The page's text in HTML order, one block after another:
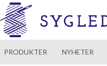
PRODUKTER NYHETER